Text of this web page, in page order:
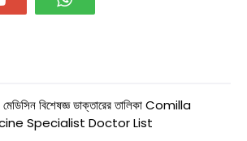
মেডিসিন বিশেষজ্ঞ ডাক্তারের তালিকা Comilla
Specialist Doctor List